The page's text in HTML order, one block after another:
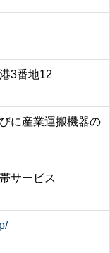
3番地12
に産業運搬機器の
サービス